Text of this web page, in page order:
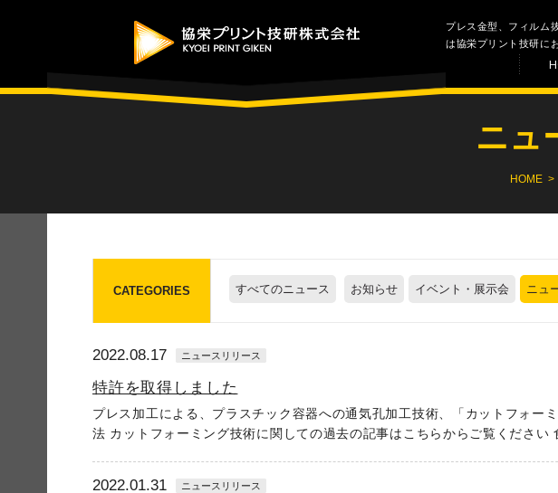
プレス金型、フィルム
は協栄プリント技研に
ニュ
HOME
CATEGORIES すべてのニュース お知らせ イベント・展示会 ニュ
2022.08.17 ニュースリリース
特許を取得しました
プレス加工による、プラスチック容器への通気孔加工技術、「カットフォ
法 カットフォーミング技術に関しての過去の記事はこちらからご覧ください
2022.01.31 ニュースリリース